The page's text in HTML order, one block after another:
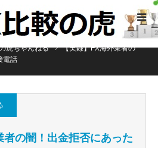
虎ちゃんねる
【実録】FX海外業者の
電話
者の闇！出金拒否にあった